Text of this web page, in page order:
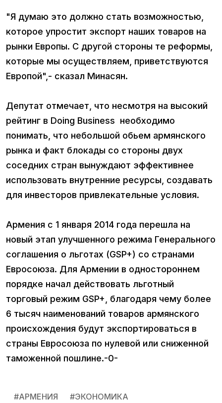
"Я думаю это должно стать возможностью,
которое упростит экспорт наших товаров на
рынки Европы. С другой стороны те реформы,
которые мы осуществляем, приветствуются
Европой",- сказал Минасян.
Депутат отмечает, что несмотря на высокий
рейтинг в Doing Business необходимо
понимать, что небольшой обьем армянского
рынка и факт блокады со стороны двух
соседних стран вынуждают эффективнее
использовать внутренние ресурсы, создавать
для инвесторов привлекательные условия.
Армения с 1 января 2014 года перешла на
новый этап улучшенного режима Генерального
соглашения о льготах (GSP+) со странами
Евросоюза. Для Армении в одностороннем
порядке начал действовать льготный
торговый режим GSP+, благодаря чему более
6 тысяч наименований товаров армянского
происхождения будут экспортироваться в
страны Евросоюза по нулевой или сниженной
таможенной пошлине.-0-
#АРМЕНИЯ #ЭКОНОМИКА